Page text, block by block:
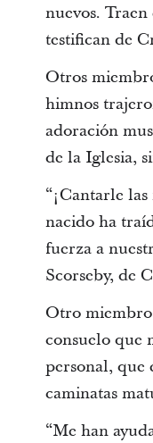
nuevos.
testifican de
Otros
himnos
adoración
de la Iglesia,
“¡Cantarle
nacido ha
fuerza a
Scorseby, de
Otro
consuelo que
personal, que
caminatas
“Me han